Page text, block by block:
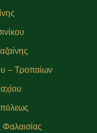
– Τροπαίων
Φαλαισίας